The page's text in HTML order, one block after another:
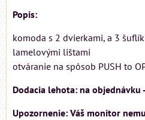
Popis:
komoda s 2 dvierkami, a 3
lamelovými lištami
otváranie na spôsob PUSH to
Dodacia lehota: na objednávku
Upozornenie: Váš monitor